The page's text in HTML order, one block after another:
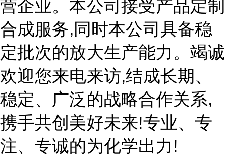
营企业。本公司接受产品定制
合成服务,同时本公司具备稳
定批次的放大生产能力。竭诚
欢迎您来电来访,结成长期、
稳定、广泛的战略合作关系,
携手共创美好未来!专业、专
注、专诚的为化学出力!